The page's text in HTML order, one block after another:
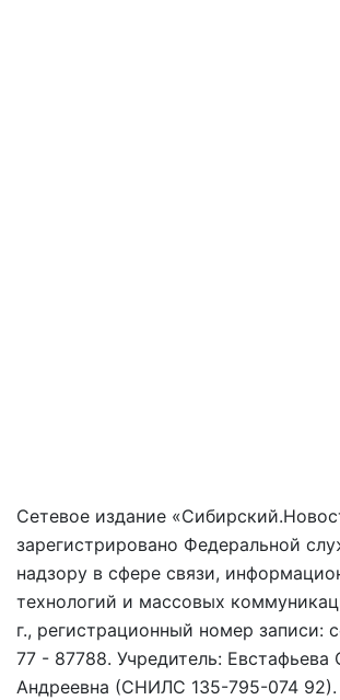
Сетевое издание
зарегистрировано Федеральной
надзору в сфере связи,
технологий и массовых
г., регистрационный номер
77 - 87788. Учредитель: Евстафьева
Андреевна (СНИЛС 135-795-074 92).